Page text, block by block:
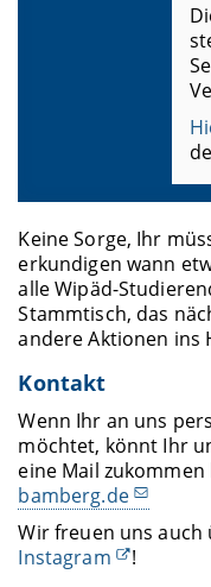
Keine Sorge, Ihr
erkundigen wann
alle Wipäd-
Stammtisch, das
andere Aktionen ins
Kontakt
Wenn Ihr an uns
möchtet, könnt Ihr
eine Mail zukommen
bamberg.de
Wir freuen uns
Instagram
!